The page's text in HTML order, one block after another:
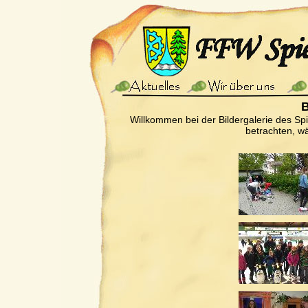
Willkommen bei der Bildergalerie des
betrachten,